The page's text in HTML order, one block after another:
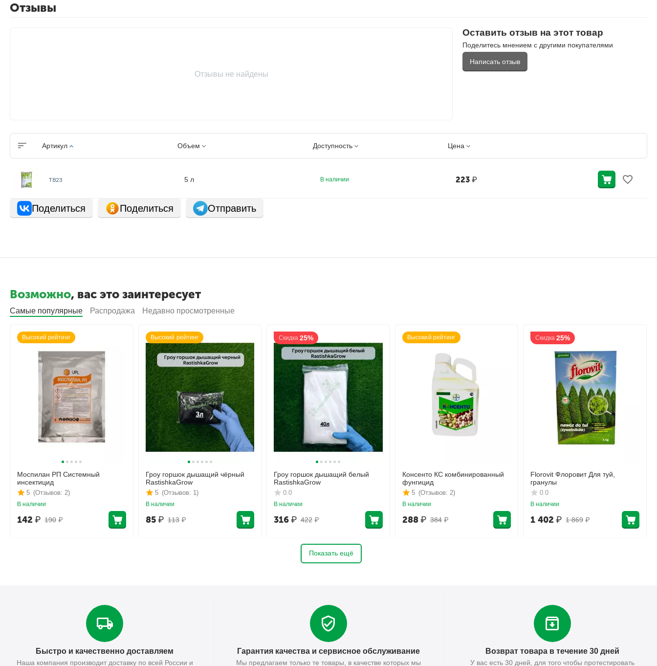
Отзывы
Отзывы не найдены
Оставить отзыв на этот товар
Поделитесь мнением с другими покупателями
Написать отзыв
Артикул Объем Доступность Цена
Т823 5 л В наличии 223 ₽
Поделиться Поделиться Отправить
Возможно, вас это заинтересует
Самые популярные Распродажа Недавно просмотренные
Высокий рейтинг
Моспилан РП Системный
инсектицид
(Отзывов: 2)
5
В наличии
190 ₽
142 ₽
Высокий рейтинг
Гроу горшок дышащий чёрный
RastishkaGrow
(Отзывов: 1)
5
В наличии
113 ₽
85 ₽
Скидка 25%
Гроу горшок дышащий белый
RastishkaGrow
0.0
В наличии
422 ₽
316₽
Высокий рейтинг
Консенто КС комбинированный
фунгицид
(Отзывов: 2)
5
В наличии
384 ₽
288₽
Скидка 25%
Florovit Флоровит Для туй,
гранулы
0.0
В наличии
1 869 ₽
1 402 ₽
Показать ещё
Быстро и качественно доставляем
Наша компания производит доставку по всей России и
Гарантия качества и сервисное обслуживание
Мы предлагаем только те товары, в качестве которых мы
Возврат товара в течение 30 дней
У вас есть 30 дней, для того чтобы протестировать